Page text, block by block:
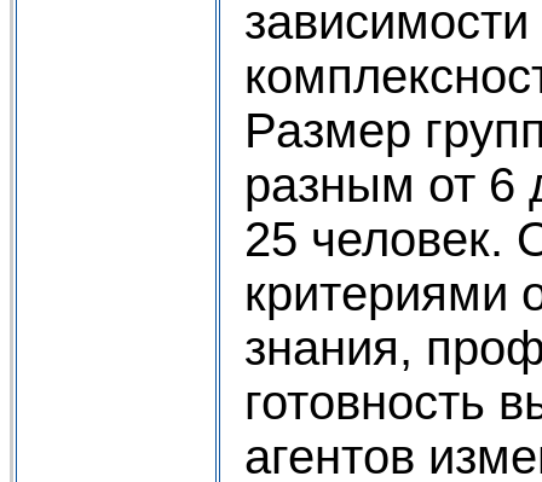
Размер
разным от 6
25 человек.
критериями
знания,
готовность
агентов